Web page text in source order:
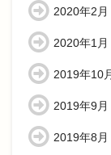
2020年2月
2020年1月
2019年10
2019年9月
2019年8月